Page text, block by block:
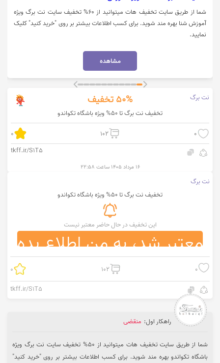
شما از طریق سایت تخفیف هات میتوانید از 60% تخفیف سایت نت برگ ویژه
آموزش شنا بهره مند شوید. برای کسب اطلاعات بیشتر بر روی "خرید کنید" کلیک
نمایید.
مشاهده
نت برگ 50% تخفیف
تخفیف نت برگ تا 50% ویژه باشگاه تکواندو
0
102
0
tkff.ir/S1T5
۱۶ مرداد ۱۴۰۵ ساعت ۲۲:۵۸
نت برگ
تخفیف نت برگ تا 50% ویژه باشگاه تکواندو
این تخفیف در حال حاضر معتبر نیست
معتبر شد، به من اطلاع بده
0
102
0
tkff.ir/S1T5
راهکار اول: منقضی
شما از طریق سایت تخفیف هات میتوانید از 50% تخفیف سایت نت برگ ویژه
باشگاه تکواندو بهره مند شوید. برای کسب اطلاعات بیشتر بر روی "خرید کنید"